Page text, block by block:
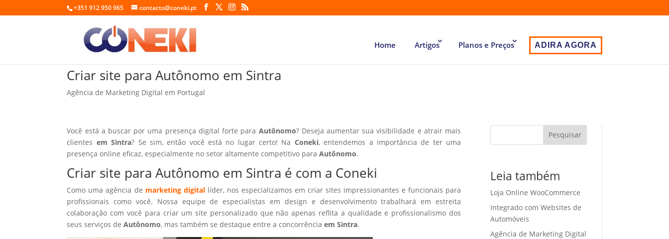
+351 912 950 965 contacto@coneki.pt
Home Artigos Planos e Preços ADIRA AGORA
Criar site para Autônomo em Sintra
Agência de Marketing Digital em Portugal
Você está a buscar por uma presença digital forte para Autônomo? Deseja aumentar sua visibilidade e atrair mais
clientes em Sintra? Se sim, então você está no lugar certo! Na Coneki, entendemos a importância de ter uma
presença online eficaz, especialmente no setor altamente competitivo paraAutônomo.
Criar site para Autônomo em Sintra é com a Coneki
Como uma agência de marketing digitallíder, nos especializamos em criar sites impressionantes e funcionais para
profissionais como você. Nossa equipe de especialistas em design e desenvolvimento trabalhará em estreita
colaboração com você para criar um site personalizado que não apenas reflita a qualidade e profissionalismo dos
seus serviços deAutônomo, mas também se destaque entre a concorrênciaem Sintra.
Pesquisar
Leia também
Loja Online WooCommerce
Integrado com Websites de
Automóveis
Agência de Marketing Digital